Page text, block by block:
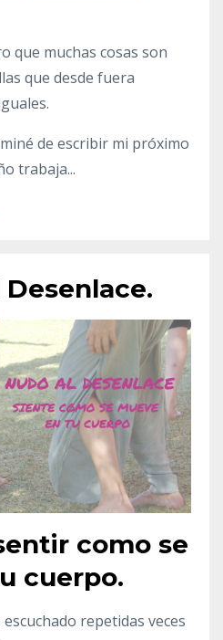
que muchas cosas son
que desde fuera
de escribir mi próximo
trabaja...
como se
cuerpo.
repetidas veces